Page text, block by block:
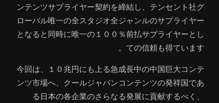
ンテンツサプライヤー契約を締結し、テンセント社グ
ローバル唯一の全スタジオ全ジャンルのサプライヤー
となると同時に唯一の１００％前払サプライヤーとし
ての信頼も得ています。
今回は、１０兆円にも上る急成長中の中国巨大コンテ
ンツ市場へ、クールジャパンコンテンツの発祥国であ
る日本の各企業のさらなる発展に貢献するべく、